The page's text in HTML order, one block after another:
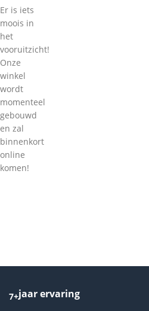
Er is iets
moois in
het
vooruitzicht!
Onze
winkel
wordt
momenteel
gebouwd
en zal
binnenkort
online
komen!
7+jaar ervaring